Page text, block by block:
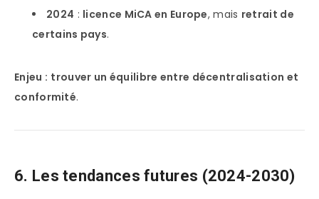
2024 : licence MiCA en Europe, mais retrait de
certains pays.
Enjeu : trouver un équilibre entre décentralisation et
conformité.
6. Les tendances futures (2024-2030)